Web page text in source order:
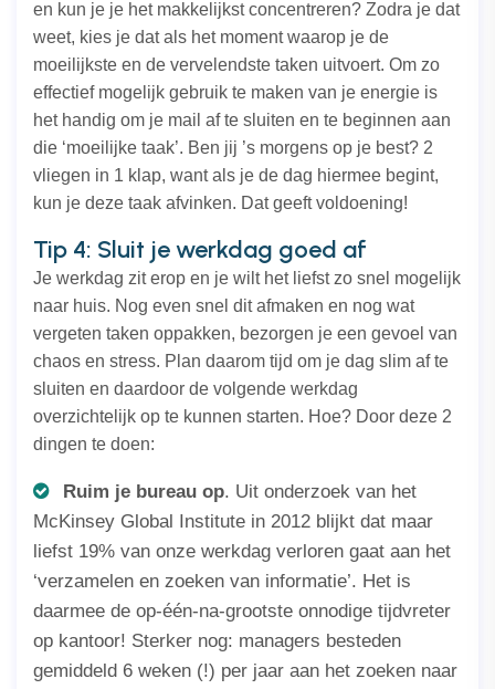
en kun je je het makkelijkst concentreren? Zodra je dat
weet, kies je dat als het moment waarop je de
moeilijkste en de vervelendste taken uitvoert. Om zo
effectief mogelijk gebruik te maken van je energie is
het handig om je mail af te sluiten en te beginnen aan
die ‘moeilijke taak’. Ben jij ’s morgens op je best? 2
vliegen in 1 klap, want als je de dag hiermee begint,
kun je deze taak afvinken. Dat geeft voldoening!
Tip 4: Sluit je werkdag goed af
Je werkdag zit erop en je wilt het liefst zo snel mogelijk
naar huis. Nog even snel dit afmaken en nog wat
vergeten taken oppakken, bezorgen je een gevoel van
chaos en stress. Plan daarom tijd om je dag slim af te
sluiten en daardoor de volgende werkdag
overzichtelijk op te kunnen starten. Hoe? Door deze 2
dingen te doen:
Ruim je bureau op. Uit onderzoek van het
McKinsey Global Institute in 2012 blijkt dat maar
liefst 19% van onze werkdag verloren gaat aan het
‘verzamelen en zoeken van informatie’. Het is
daarmee de op-één-na-grootste onnodige tijdvreter
op kantoor! Sterker nog: managers besteden
gemiddeld 6 weken (!) per jaar aan het zoeken naar